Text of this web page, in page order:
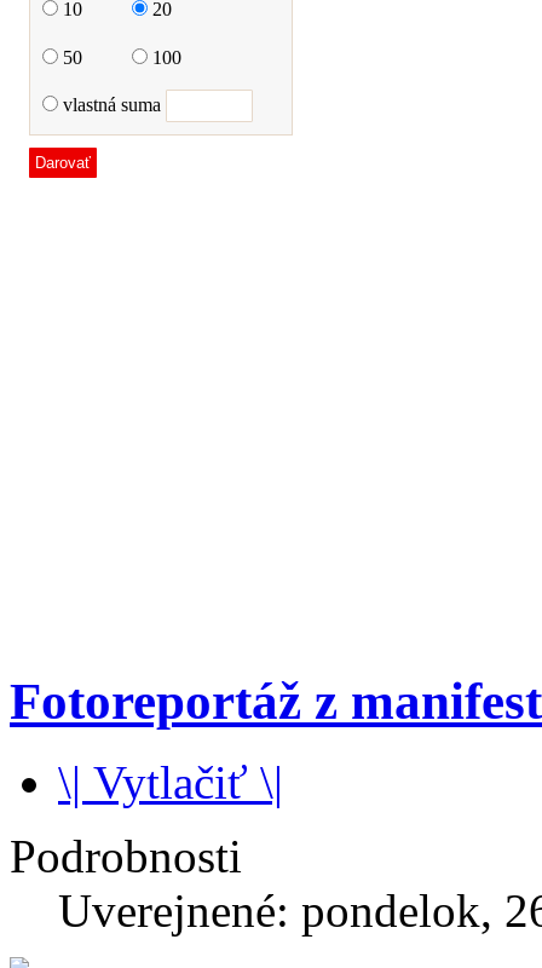
Fotoreportáž z
\| Vytlačiť \|
Podrobnosti
Uverejnené: pondelok,